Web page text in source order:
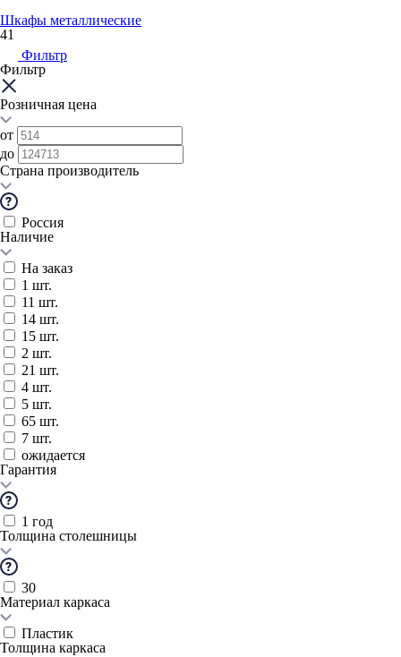
Шкафы металлические
41
Фильтр
Фильтр
Розничная цена
от
до
Страна производитель
Россия
Наличие
На заказ
1 шт.
11 шт.
14 шт.
15 шт.
2 шт.
21 шт.
4 шт.
5 шт.
65 шт.
7 шт.
ожидается
Гарантия
1 год
Толщина столешницы
30
Материал каркаса
Пластик
Толщина каркаса